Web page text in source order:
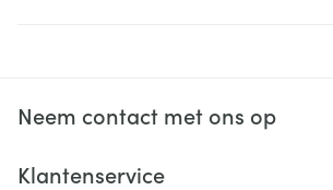
Neem contact met ons op
Klantenservice